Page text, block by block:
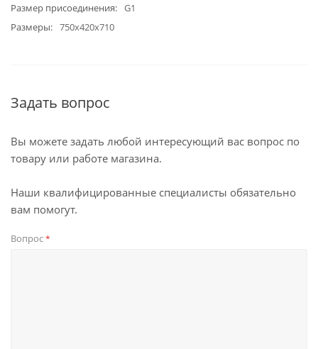
Размер присоединения
G1
Размеры
750х420х710
Задать вопрос
Вы можете задать любой интересующий вас вопрос по
товару или работе магазина.
Наши квалифицированные специалисты обязательно
вам помогут.
Вопрос*